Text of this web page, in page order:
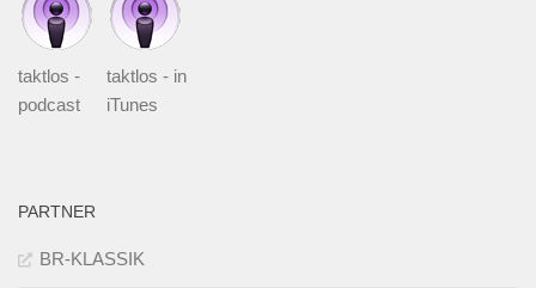
taktlos -
podcast
taktlos - in
iTunes
PARTNER
BR-KLASSIK